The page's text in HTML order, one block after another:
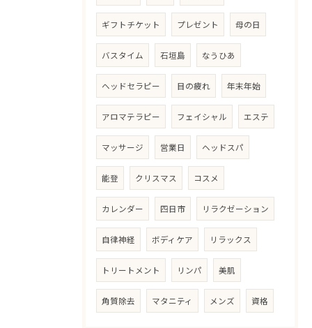
ギフトチケット プレゼント 母の日
バスタイム 石垣島 なうひあ
ヘッドセラピー 目の疲れ 年末年始
アロマテラピー フェイシャル エステ
マッサージ 営業日 ヘッドスパ
能登 クリスマス コスメ
カレンダー 四日市 リラクゼーション
自律神経 ボディケア リラックス
トリートメント リンパ 美肌
角質除去 マタニティ メンズ 資格